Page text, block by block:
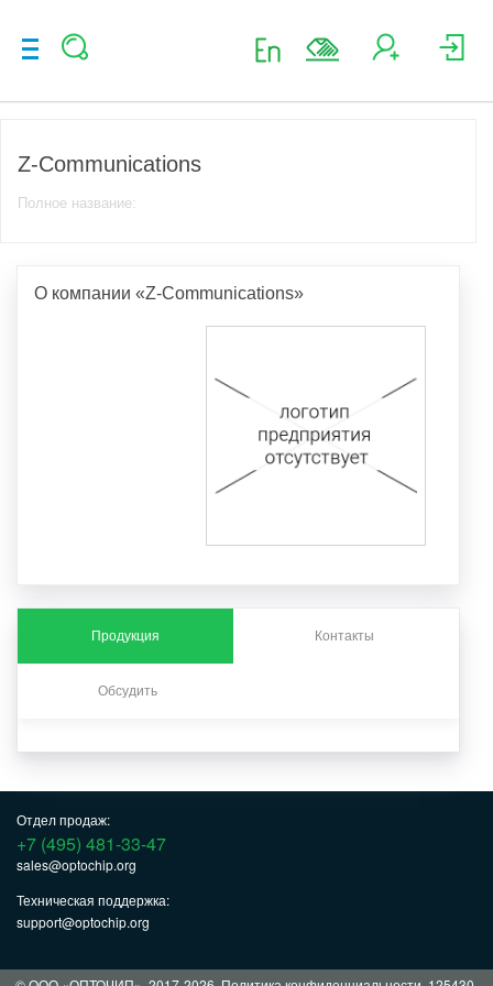
Z-Communications
Полное название:
О компании «Z-Communications»
Продукция Контакты
Обсудить
Отдел продаж:
+7 (495) 481-33-47
sales@optochip.org
Техническая поддержка:
support@optochip.org